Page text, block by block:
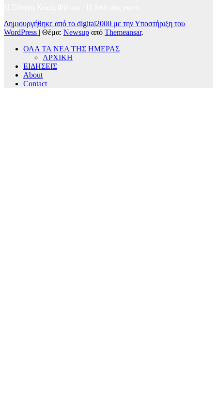
Δημιουργήθηκε από το digital2000 με την Υποστήριξη του
WordPress | Θέμα: Newsup από Themeansar.
ΟΛΑ ΤΑ ΝΕΑ ΤΗΣ ΗΜΕΡΑΣ
ΑΡΧΙΚΗ
ΕΙΔΗΣΕΙΣ
About
Contact